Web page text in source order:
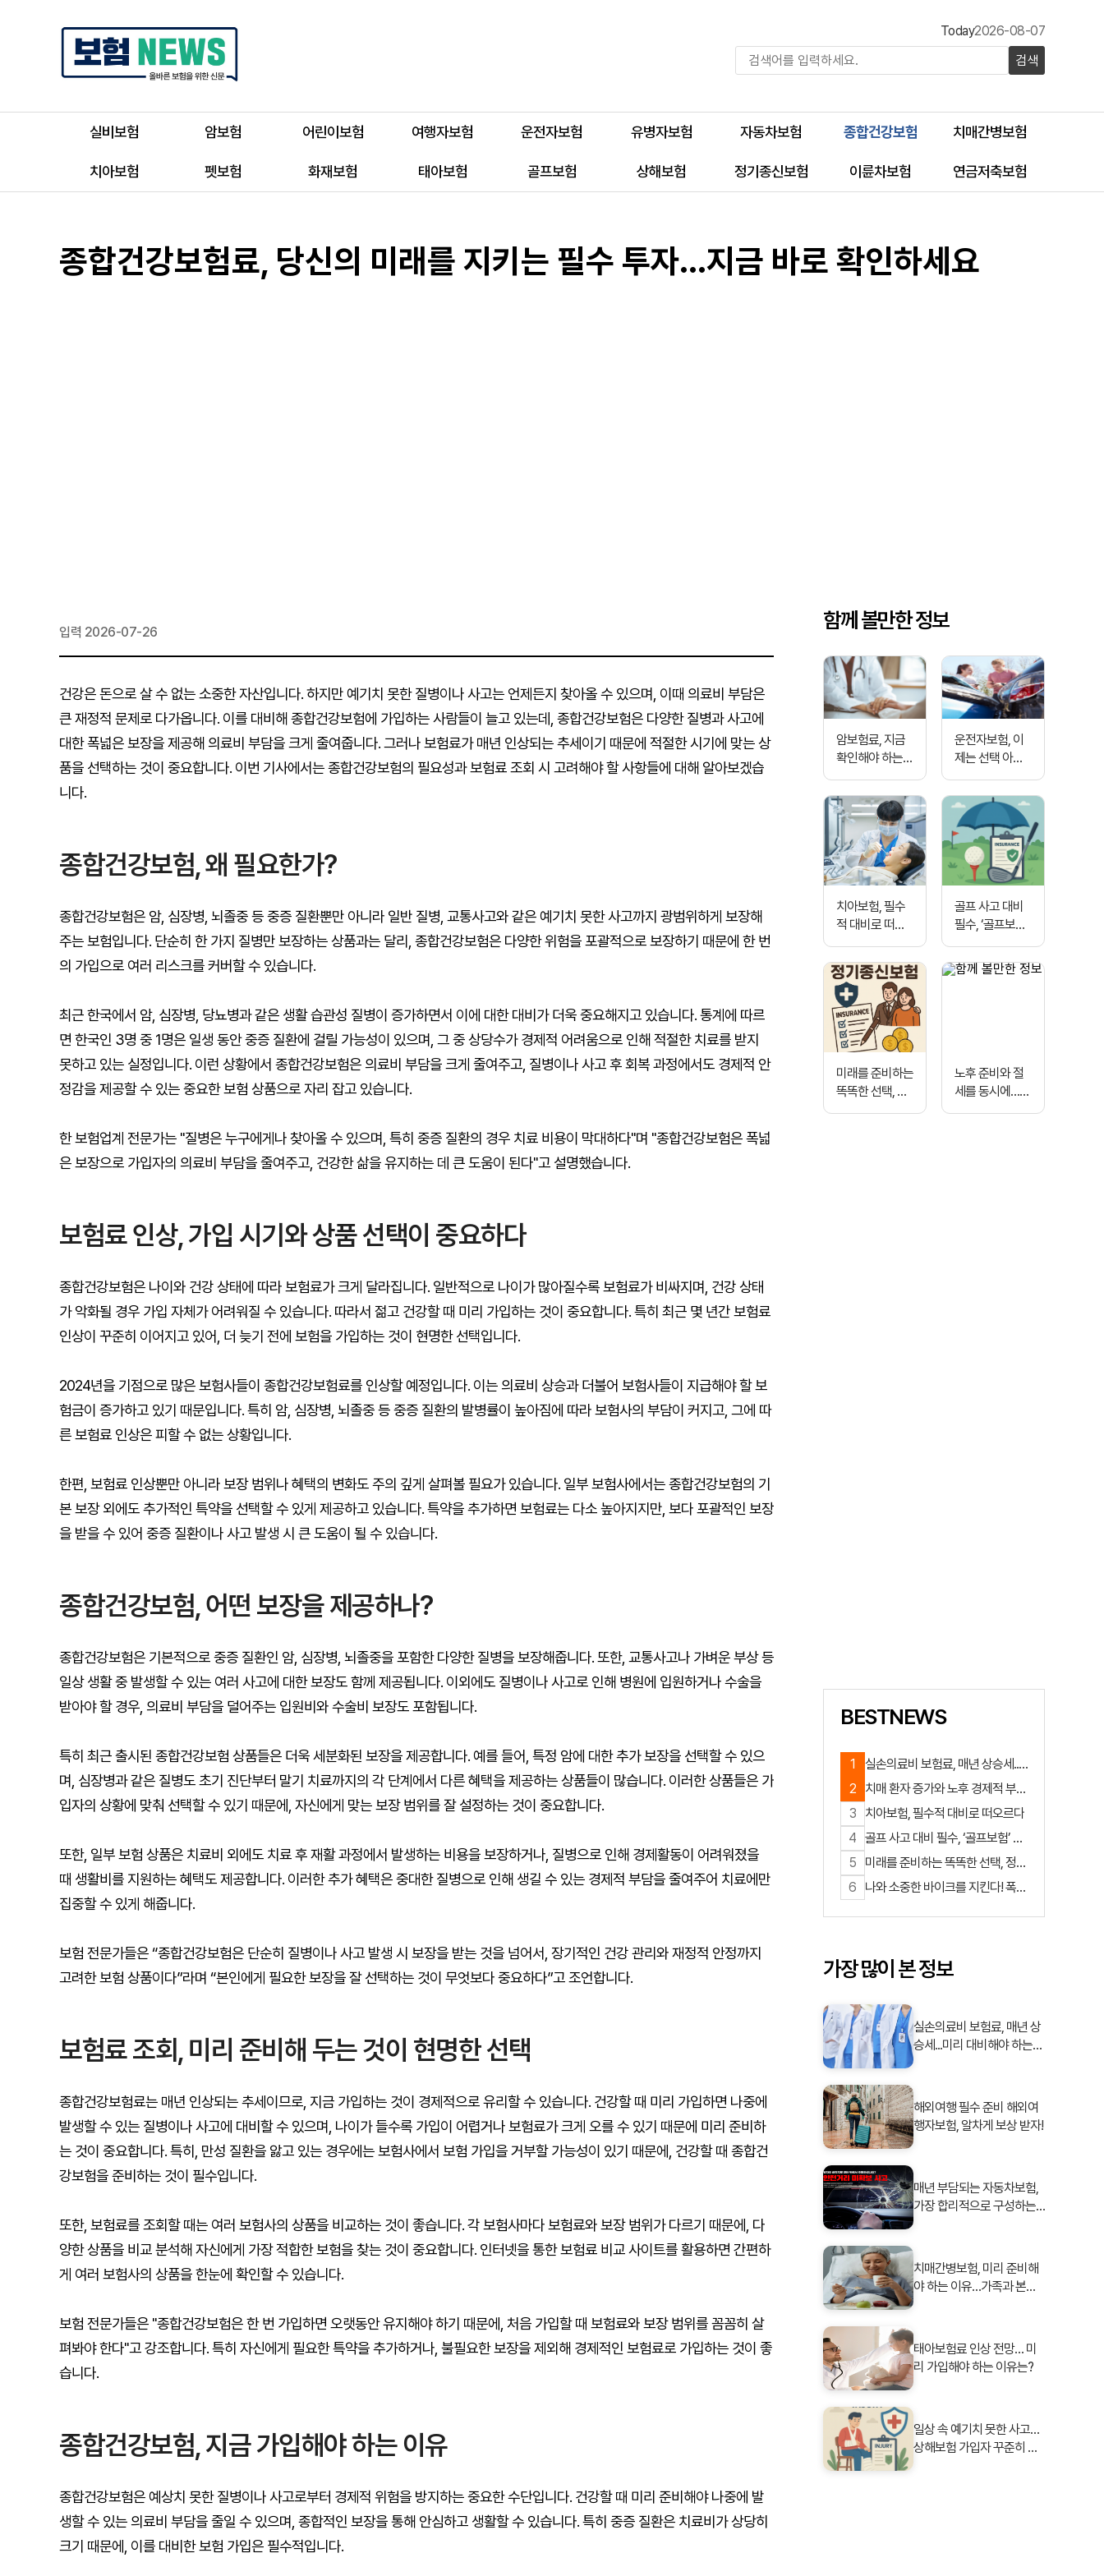
Today2026-08-07
검색
실비보험 암보험 어린이보험 여행자보험 운전자보험 유병자보험 자동차보험 종합건강보험 치매간병보험
치아보험 펫보험 화재보험 태아보험 골프보험 상해보험 정기종신보험 이륜차보험 연금저축보험
종합건강보험료, 당신의 미래를 지키는 필수 투자…지금 바로 확인하세요
입력 2026-07-26
건강은 돈으로 살 수 없는 소중한 자산입니다. 하지만 예기치 못한 질병이나 사고는 언제든지 찾아올 수 있으며, 이때 의료비 부담은
큰 재정적 문제로 다가옵니다. 이를 대비해 종합건강보험에 가입하는 사람들이 늘고 있는데, 종합건강보험은 다양한 질병과 사고에
대한 폭넓은 보장을 제공해 의료비 부담을 크게 줄여줍니다. 그러나 보험료가 매년 인상되는 추세이기 때문에 적절한 시기에 맞는 상
품을 선택하는 것이 중요합니다. 이번 기사에서는 종합건강보험의 필요성과 보험료 조회 시 고려해야 할 사항들에 대해 알아보겠습
니다.
종합건강보험, 왜 필요한가?
종합건강보험은 암, 심장병, 뇌졸중 등 중증 질환뿐만 아니라 일반 질병, 교통사고와 같은 예기치 못한 사고까지 광범위하게 보장해
주는 보험입니다. 단순히 한 가지 질병만 보장하는 상품과는 달리, 종합건강보험은 다양한 위험을 포괄적으로 보장하기 때문에 한 번
의 가입으로 여러 리스크를 커버할 수 있습니다.
최근 한국에서 암, 심장병, 당뇨병과 같은 생활 습관성 질병이 증가하면서 이에 대한 대비가 더욱 중요해지고 있습니다. 통계에 따르
면 한국인 3명 중 1명은 일생 동안 중증 질환에 걸릴 가능성이 있으며, 그 중 상당수가 경제적 어려움으로 인해 적절한 치료를 받지
못하고 있는 실정입니다. 이런 상황에서 종합건강보험은 의료비 부담을 크게 줄여주고, 질병이나 사고 후 회복 과정에서도 경제적 안
정감을 제공할 수 있는 중요한 보험 상품으로 자리 잡고 있습니다.
한 보험업계 전문가는 "질병은 누구에게나 찾아올 수 있으며, 특히 중증 질환의 경우 치료 비용이 막대하다"며 "종합건강보험은 폭넓
은 보장으로 가입자의 의료비 부담을 줄여주고, 건강한 삶을 유지하는 데 큰 도움이 된다"고 설명했습니다.
보험료 인상, 가입 시기와 상품 선택이 중요하다
종합건강보험은 나이와 건강 상태에 따라 보험료가 크게 달라집니다. 일반적으로 나이가 많아질수록 보험료가 비싸지며, 건강 상태
가 악화될 경우 가입 자체가 어려워질 수 있습니다. 따라서 젊고 건강할 때 미리 가입하는 것이 중요합니다. 특히 최근 몇 년간 보험료
인상이 꾸준히 이어지고 있어, 더 늦기 전에 보험을 가입하는 것이 현명한 선택입니다.
2024년을 기점으로 많은 보험사들이 종합건강보험료를 인상할 예정입니다. 이는 의료비 상승과 더불어 보험사들이 지급해야 할 보
험금이 증가하고 있기 때문입니다. 특히 암, 심장병, 뇌졸중 등 중증 질환의 발병률이 높아짐에 따라 보험사의 부담이 커지고, 그에 따
른 보험료 인상은 피할 수 없는 상황입니다.
한편, 보험료 인상뿐만 아니라 보장 범위나 혜택의 변화도 주의 깊게 살펴볼 필요가 있습니다. 일부 보험사에서는 종합건강보험의 기
본 보장 외에도 추가적인 특약을 선택할 수 있게 제공하고 있습니다. 특약을 추가하면 보험료는 다소 높아지지만, 보다 포괄적인 보장
을 받을 수 있어 중증 질환이나 사고 발생 시 큰 도움이 될 수 있습니다.
종합건강보험, 어떤 보장을 제공하나?
종합건강보험은 기본적으로 중증 질환인 암, 심장병, 뇌졸중을 포함한 다양한 질병을 보장해줍니다. 또한, 교통사고나 가벼운 부상 등
일상 생활 중 발생할 수 있는 여러 사고에 대한 보장도 함께 제공됩니다. 이외에도 질병이나 사고로 인해 병원에 입원하거나 수술을
받아야 할 경우, 의료비 부담을 덜어주는 입원비와 수술비 보장도 포함됩니다.
특히 최근 출시된 종합건강보험 상품들은 더욱 세분화된 보장을 제공합니다. 예를 들어, 특정 암에 대한 추가 보장을 선택할 수 있으
며, 심장병과 같은 질병도 초기 진단부터 말기 치료까지의 각 단계에서 다른 혜택을 제공하는 상품들이 많습니다. 이러한 상품들은 가
입자의 상황에 맞춰 선택할 수 있기 때문에, 자신에게 맞는 보장 범위를 잘 설정하는 것이 중요합니다.
또한, 일부 보험 상품은 치료비 외에도 치료 후 재활 과정에서 발생하는 비용을 보장하거나, 질병으로 인해 경제활동이 어려워졌을
때 생활비를 지원하는 혜택도 제공합니다. 이러한 추가 혜택은 중대한 질병으로 인해 생길 수 있는 경제적 부담을 줄여주어 치료에만
집중할 수 있게 해줍니다.
보험 전문가들은 “종합건강보험은 단순히 질병이나 사고 발생 시 보장을 받는 것을 넘어서, 장기적인 건강 관리와 재정적 안정까지
고려한 보험 상품이다”라며 “본인에게 필요한 보장을 잘 선택하는 것이 무엇보다 중요하다”고 조언합니다.
보험료 조회, 미리 준비해 두는 것이 현명한 선택
종합건강보험료는 매년 인상되는 추세이므로, 지금 가입하는 것이 경제적으로 유리할 수 있습니다. 건강할 때 미리 가입하면 나중에
발생할 수 있는 질병이나 사고에 대비할 수 있으며, 나이가 들수록 가입이 어렵거나 보험료가 크게 오를 수 있기 때문에 미리 준비하
는 것이 중요합니다. 특히, 만성 질환을 앓고 있는 경우에는 보험사에서 보험 가입을 거부할 가능성이 있기 때문에, 건강할 때 종합건
강보험을 준비하는 것이 필수입니다.
또한, 보험료를 조회할 때는 여러 보험사의 상품을 비교하는 것이 좋습니다. 각 보험사마다 보험료와 보장 범위가 다르기 때문에, 다
양한 상품을 비교 분석해 자신에게 가장 적합한 보험을 찾는 것이 중요합니다. 인터넷을 통한 보험료 비교 사이트를 활용하면 간편하
게 여러 보험사의 상품을 한눈에 확인할 수 있습니다.
보험 전문가들은 "종합건강보험은 한 번 가입하면 오랫동안 유지해야 하기 때문에, 처음 가입할 때 보험료와 보장 범위를 꼼꼼히 살
펴봐야 한다"고 강조합니다. 특히 자신에게 필요한 특약을 추가하거나, 불필요한 보장을 제외해 경제적인 보험료로 가입하는 것이 좋
습니다.
종합건강보험, 지금 가입해야 하는 이유
종합건강보험은 예상치 못한 질병이나 사고로부터 경제적 위험을 방지하는 중요한 수단입니다. 건강할 때 미리 준비해야 나중에 발
생할 수 있는 의료비 부담을 줄일 수 있으며, 종합적인 보장을 통해 안심하고 생활할 수 있습니다. 특히 중증 질환은 치료비가 상당히
크기 때문에, 이를 대비한 보험 가입은 필수적입니다.
함께 볼만한 정보
암보험료, 지금
확인해야 하는
이유… 예기치
못한 위험에 대
비하라
운전자보험, 이
제는 선택 아닌
필수... 사고 대비
를 위한 현명한
준비
치아보험, 필수
적 대비로 떠오
르다
골프 사고 대비
필수, ‘골프보험’
가입자 증가…
홀인원 비용 보
장까지 확대
미래를 준비하는
똑똑한 선택, 정
기종신보험이 뜬
노후 준비와 절
세를 동시에…연
금저축보험 관심
BESTNEWS
1
실손의료비 보험료, 매년 상승세...
미리 대비해야 하는 이유는?
2
치매 환자 증가와 노후 경제적 부
담, 대비하기 위한 방법!
3
치아보험, 필수적 대비로 떠오르다
4 골프 사고 대비 필수, ‘골프보험’ 가
입자 증가… 홀인원 비용 보장까지
5
미래를 준비하는 똑똑한 선택, 정기
종신보험이 뜬다
6
나와 소중한 바이크를 지킨다! 폭넓
가장 많이 본 정보
실손의료비 보험료, 매년 상
승세...미리 대비해야 하는
해외여행 필수 준비 해외여
행자보험, 알차게 보상 받자!
매년 부담되는 자동차보험,
가장 합리적으로 구성하는
치매간병보험, 미리 준비해
야 하는 이유…가족과 본인
태아보험료 인상 전망… 미
리 가입해야 하는 이유는?
일상 속 예기치 못한 사고…
상해보험 가입자 꾸준히 증